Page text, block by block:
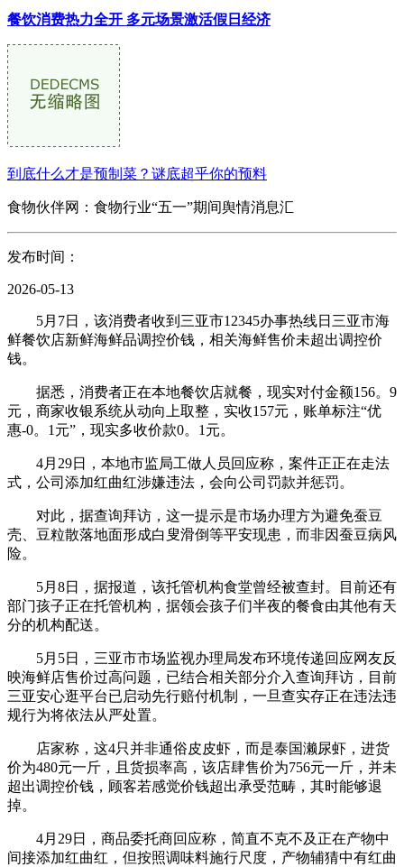
餐饮消费热力全开 多元场景激活假日经济
到底什么才是预制菜？谜底超乎你的预料
食物伙伴网：食物行业“五一”期间舆情消息汇
发布时间：
2026-05-13
5月7日，该消费者收到三亚市12345办事热线日三亚市海
鲜餐饮店新鲜海鲜品调控价钱，相关海鲜售价未超出调控价
钱。
据悉，消费者正在本地餐饮店就餐，现实对付金额156。9
元，商家收银系统从动向上取整，实收157元，账单标注“优
惠-0。1元”，现实多收价款0。1元。
4月29日，本地市监局工做人员回应称，案件正正在走法
式，公司添加红曲红涉嫌违法，会向公司罚款并惩罚。
对此，据查询拜访，这一提示是市场办理方为避免蚕豆
壳、豆粒散落地面形成白叟滑倒等平安现患，而非因蚕豆病风
险。
5月8日，据报道，该托管机构食堂曾经被查封。目前还有
部门孩子正在托管机构，据领会孩子们半夜的餐食由其他有天
分的机构配送。
5月5日，三亚市市场监视办理局发布环境传递回应网友反
映海鲜店售价过高问题，已结合相关部分介入查询拜访，目前
三亚安心逛平台已启动先行赔付机制，一旦查实存正在违法违
规行为将依法从严处置。
店家称，这4只并非通俗皮皮虾，而是泰国濑尿虾，进货
价为480元一斤，且货损率高，该店肆售价为756元一斤，并未
超出调控价钱，顾客若感觉价钱超出承受范畴，其时能够退
掉。
4月29日，商品委托商回应称，简直不克不及正在产物中
间接添加红曲红，但按照调味料施行尺度，产物辅猜中有红曲